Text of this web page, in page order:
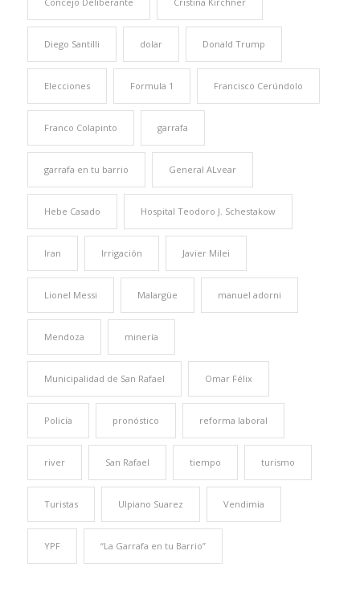
Diego Santilli dolar Donald Trump
Elecciones Formula 1 Francisco Cerúndolo
Franco Colapinto garrafa
garrafa en tu barrio General ALvear
Hebe Casado Hospital Teodoro J. Schestakow
Iran Irrigación Javier Milei
Lionel Messi Malargüe manuel adorni
Mendoza minería
Municipalidad de San Rafael Omar Félix
Policía pronóstico reforma laboral
river San Rafael tiempo turismo
Turistas Ulpiano Suarez Vendimia
YPF “La Garrafa en tu Barrio”